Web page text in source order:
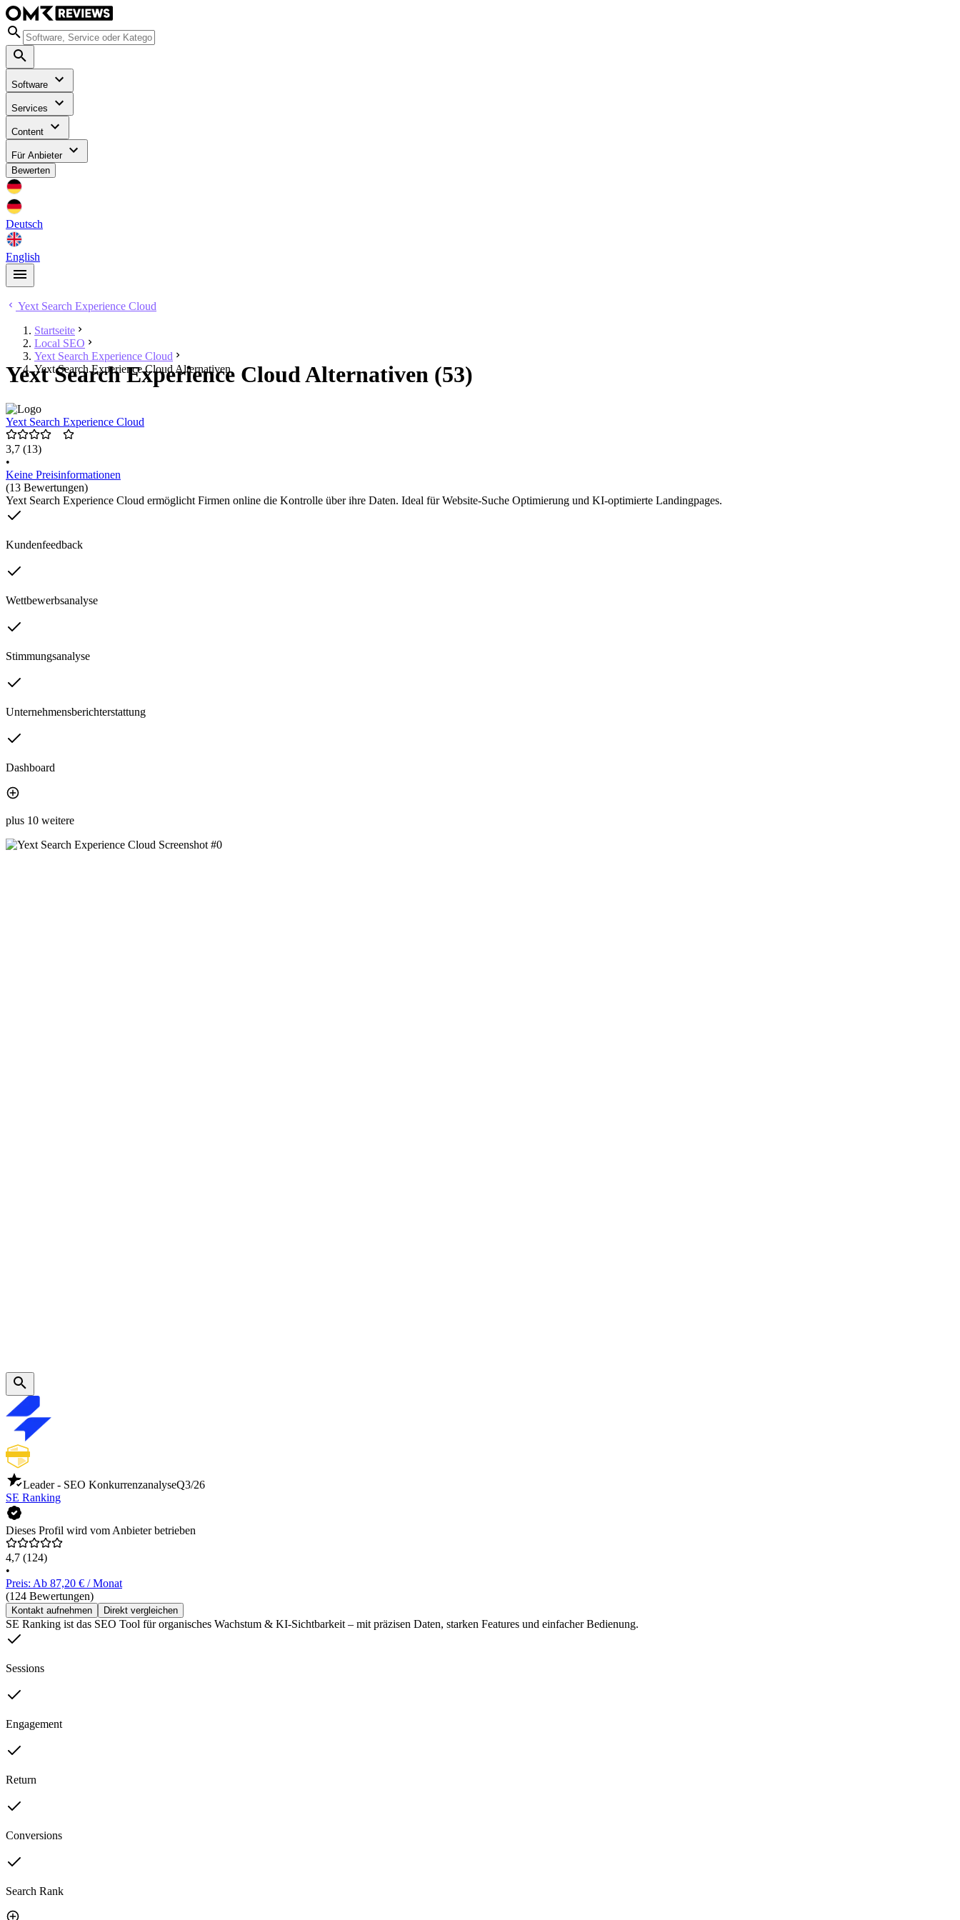
Software
Services
Content
Für Anbieter
Bewerten
Deutsch
English
Yext Search Experience Cloud
Startseite
Local SEO
Yext Search Experience Cloud
Yext Search Experience Cloud Alternativen
Yext Search Experience Cloud Alternativen (53)
Yext Search Experience Cloud
3,7 (13)
•
Keine Preisinformationen
(13 Bewertungen)
Yext Search Experience Cloud ermöglicht Firmen online die Kontrolle über ihre Daten. Ideal für Website-Suche Optimierung und KI-optimierte Landingpages.
Kundenfeedback
Wettbewerbsanalyse
Stimmungsanalyse
Unternehmensberichterstattung
Dashboard
plus 10 weitere
Leader - SEO KonkurrenzanalyseQ3/26
SE Ranking
Dieses Profil wird vom Anbieter betrieben
4,7 (124)
•
Preis: Ab 87,20 € / Monat
(124 Bewertungen)
Kontakt aufnehmen Direkt vergleichen
SE Ranking ist das SEO Tool für organisches Wachstum & KI-Sichtbarkeit – mit präzisen Daten, starken Features und einfacher Bedienung.
Sessions
Engagement
Return
Conversions
Search Rank